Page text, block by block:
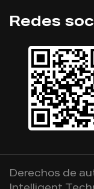
Redes
Derechos de